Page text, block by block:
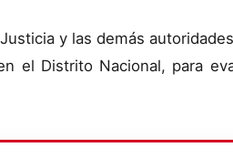
y las demás
el Distrito Nacional, para